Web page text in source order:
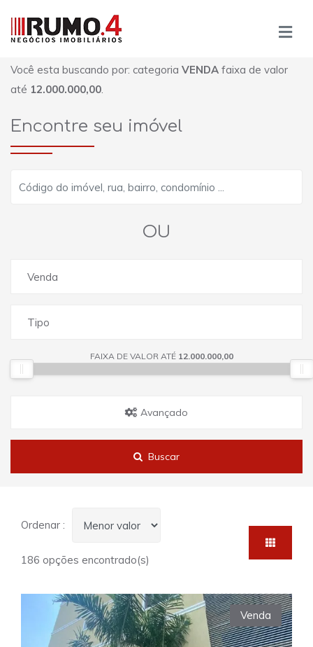
Você esta buscando por: categoria VENDA faixa de valor
até 12.000.000,00
Encontre seu imóvel
OU
Venda
Tipo
FAIXA DE VALOR ATÉ 12.000.000,00
Avançado
Buscar
Ordenar :
186 opções encontrado(s)
Venda